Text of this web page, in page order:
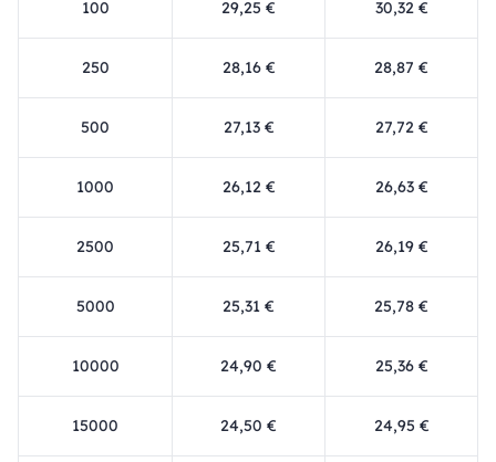
100 29,25 € 30,32 €
250 28,16 € 28,87 €
500 27,13 € 27,72 €
1000 26,12 € 26,63 €
2500 25,71 € 26,19 €
5000 25,31 € 25,78 €
10000 24,90 € 25,36 €
15000 24,50 € 24,95 €